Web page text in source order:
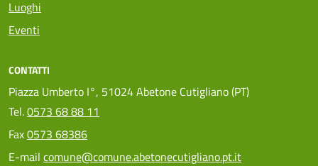
Luoghi
Eventi
CONTATTI
Piazza Umberto I°, 51024 Abetone Cutigliano (PT)
Tel.0573 68 88 11
Fax0573 68386
E-mail comune@comune.abetonecutigliano.pt.it